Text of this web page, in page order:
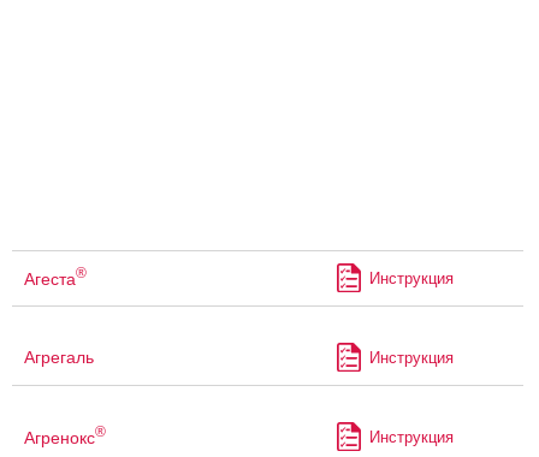
Агеста® Инструкция
Агрегаль Инструкция
Агренокс® Инструкция